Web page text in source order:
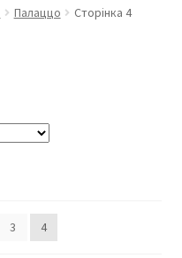
Палаццо Сторінка 4
3 4